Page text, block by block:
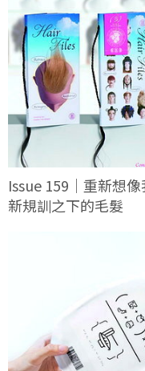
Issue 159｜重新想
新規訓之下的毛髮